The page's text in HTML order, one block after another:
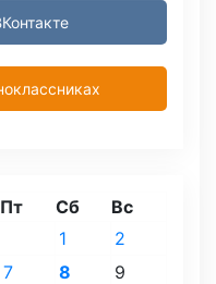
Пт Сб Вс
1
2
7 8
9